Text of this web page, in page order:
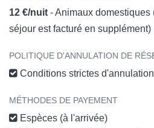
12 €/nuit - Animaux
séjour est facturé en supplément)
POLITIQUE D'ANNULATION DE
Conditions strictes
MÉTHODES DE PAYEMENT
Espèces (à l'arrivée)